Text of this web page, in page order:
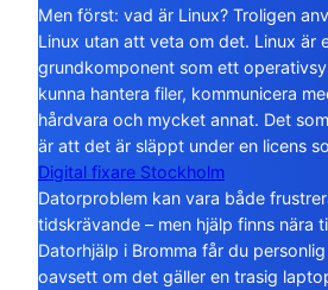
Men först: vad är Linux? Troligen
Linux utan att veta om det. Linux är
grundkomponent som ett
kunna hantera filer, kommunicera
hårdvara och mycket annat. Det
är att det är släppt under en licens
Digital fixare Stockholm
Datorproblem kan vara både
tidskrävande – men hjälp finns nära
Datorhjälp i Bromma får du
oavsett om det gäller en trasig